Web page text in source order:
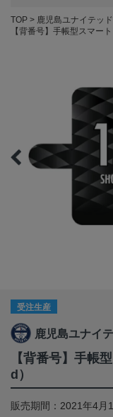
TOP 鹿児島ユナイテッ
【背番号】手帳型スマー
受注生産
鹿児島ユナイ
【背番号】手帳
d）
販売期間：2021年4